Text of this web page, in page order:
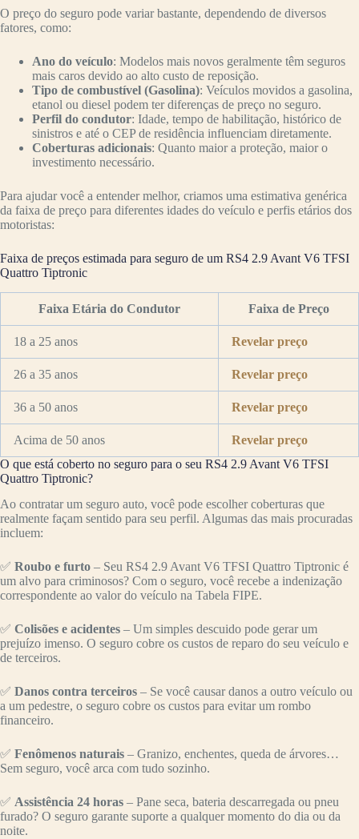
O preço do seguro pode variar bastante, dependendo de diversos
fatores, como:
Ano do veículo: Modelos mais novos geralmente têm seguros
mais caros devido ao alto custo de reposição.
Tipo de combustível (Gasolina): Veículos movidos a gasolina,
etanol ou diesel podem ter diferenças de preço no seguro.
Perfil do condutor: Idade, tempo de habilitação, histórico de
sinistros e até o CEP de residência influenciam diretamente.
Coberturas adicionais: Quanto maior a proteção, maior o
investimento necessário.
Para ajudar você a entender melhor, criamos uma estimativa genérica
da faixa de preço para diferentes idades do veículo e perfis etários dos
motoristas:
Faixa de preços estimada para seguro de um RS4 2.9 Avant V6 TFSI
Quattro Tiptronic
Faixa Etária do Condutor Faixa de Preço
18 a 25 anos Revelar preço
26 a 35 anos Revelar preço
36 a 50 anos Revelar preço
Acima de 50 anos
Revelar preço
O que está coberto no seguro para o seu RS4 2.9 Avant V6 TFSI
Quattro Tiptronic?
Ao contratar um seguro auto, você pode escolher coberturas que
realmente façam sentido para seu perfil. Algumas das mais procuradas
incluem:
✅ Roubo e furto – Seu RS4 2.9 Avant V6 TFSI Quattro Tiptronic é
um alvo para criminosos? Com o seguro, você recebe a indenização
correspondente ao valor do veículo na Tabela FIPE.
✅ Colisões e acidentes – Um simples descuido pode gerar um
prejuízo imenso. O seguro cobre os custos de reparo do seu veículo e
de terceiros.
✅ Danos contra terceiros – Se você causar danos a outro veículo ou
a um pedestre, o seguro cobre os custos para evitar um rombo
financeiro.
✅ Fenômenos naturais – Granizo, enchentes, queda de árvores…
Sem seguro, você arca com tudo sozinho.
✅ Assistência 24 horas – Pane seca, bateria descarregada ou pneu
furado? O seguro garante suporte a qualquer momento do dia ou da
noite.